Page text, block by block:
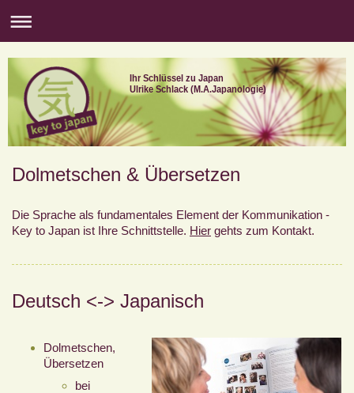
Ihr Schlüssel zu Japan
Ulrike Schlack (M.A.Japanologie)
Dolmetschen & Übersetzen
Die Sprache als fundamentales Element der Kommunikation -
Key to Japan ist Ihre Schnittstelle. Hier gehts zum Kontakt.
Deutsch <-> Japanisch
Dolmetschen,
Übersetzen
bei